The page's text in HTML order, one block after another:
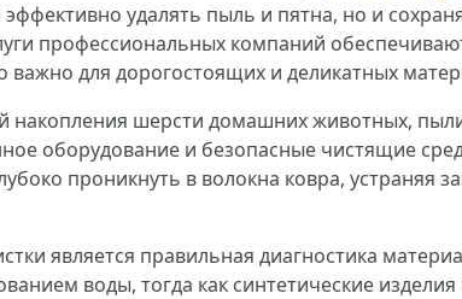
удалять пыль и пятна, но и
профессиональных компаний
для дорогостоящих и деликатных
накопления шерсти домашних животных,
оборудование и безопасные чистящие
проникнуть в волокна ковра, устраняя
является правильная диагностика
воды, тогда как синтетические